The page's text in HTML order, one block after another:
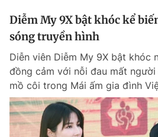
Diễm My 9X bật khóc kể
sóng truyền hình
Diễn viên Diễm My 9X bật khóc
đồng cảm với nỗi đau mất
mồ côi trong Mái ấm gia đình